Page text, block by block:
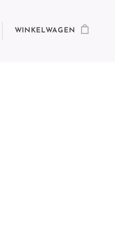
WINKELWAGEN